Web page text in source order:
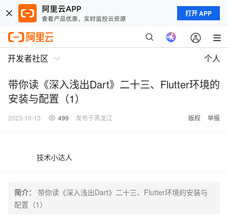
打开 APP
开发者社区 个人
带你读《深入浅出Dart》二十三、Flutter环境的
安装与配置（1）
2023-10-13 499 发布于黑龙江 版权 举报
技术小达人
简介：
带你读《深入浅出Dart》二十三、Flutter环境的安装与
配置（1）